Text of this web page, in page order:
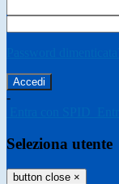
-
Seleziona utente
button close ×